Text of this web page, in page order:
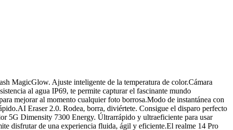
MagicGlow. Ajuste inteligente de la temperatura de color.Cámara
al agua IP69, te permite capturar el fascinante mundo
mejorar al momento cualquier foto borrosa.Modo de instantánea con
Eraser 2.0. Rodea, borra, diviértete. Consigue el disparo perfecto
5G Dimensity 7300 Energy. Últrarrápido y ultraeficiente para usar
disfrutar de una experiencia fluida, ágil y eficiente.El realme 14 Pro